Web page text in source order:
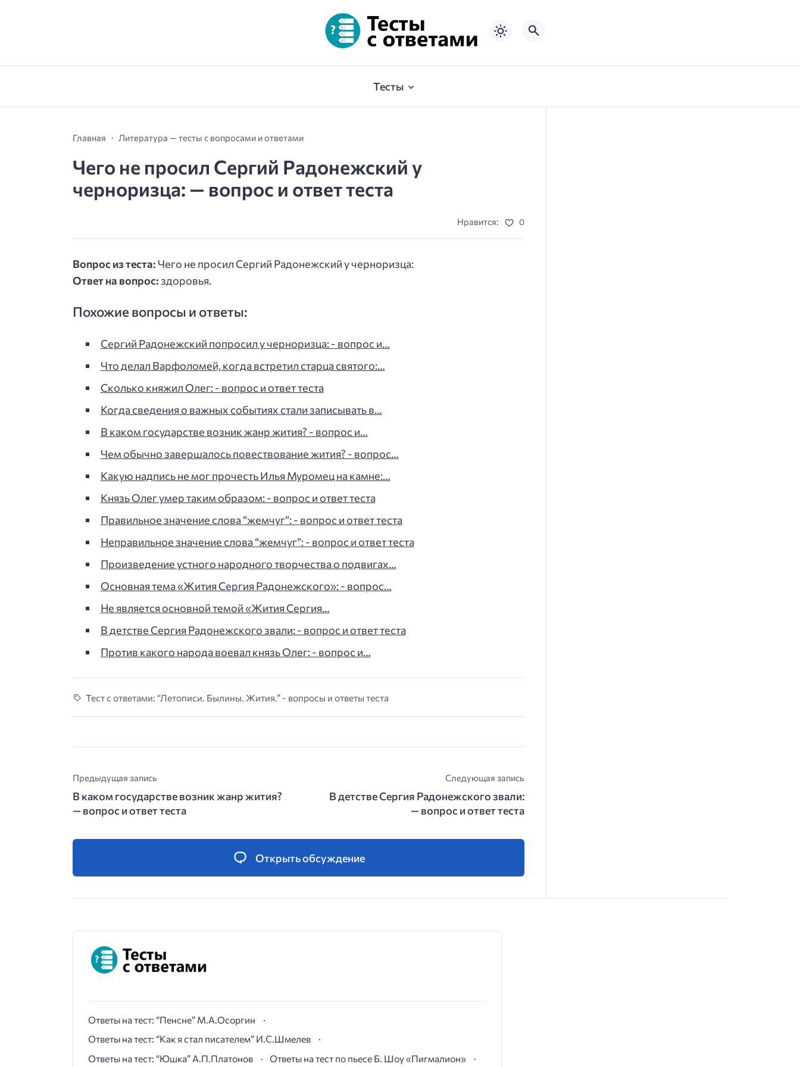
Тесты
Главная Литература — тесты с вопросами и ответами
Чего не просил Сергий Радонежский у
черноризца: — вопрос и ответ теста
Нравится: 0
Вопрос из теста: Чего не просил Сергий Радонежский у черноризца:
Ответ на вопрос: здоровья.
Похожие вопросы и ответы:
Сергий Радонежский попросил у черноризца: - вопрос и…
Что делал Варфоломей, когда встретил старца святого:…
Сколько княжил Олег: - вопрос и ответ теста
Когда сведения о важных событиях стали записывать в…
В каком государстве возник жанр жития? - вопрос и…
Чем обычно завершалось повествование жития? - вопрос…
Какую надпись не мог прочесть Илья Муромец на камне:…
Князь Олег умер таким образом: - вопрос и ответ теста
Правильное значение слова “жемчуг”: - вопрос и ответ теста
Неправильное значение слова “жемчуг”: - вопрос и ответ теста
Произведение устного народного творчества о подвигах…
Основная тема «Жития Сергия Радонежского»: - вопрос…
Не является основной темой «Жития Сергия…
В детстве Сергия Радонежского звали: - вопрос и ответ теста
Против какого народа воевал князь Олег: - вопрос и…
Тест с ответами: “Летописи. Былины. Жития.” - вопросы и ответы теста
Предыдущая запись
В каком государстве возник жанр жития?
— вопрос и ответ теста
Следующая запись
В детстве Сергия Радонежского звали:
— вопрос и ответ теста
Открыть обсуждение
Ответы на тест: “Пенсне” М.А.Осоргин
Ответы на тест: “Как я стал писателем” И.С.Шмелев
Ответы на тест: “Юшка” А.П.Платонов
Ответы на тест по пьесе Б. Шоу «Пигмалион»